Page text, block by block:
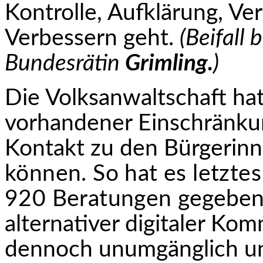
Kontrolle, Aufklärung,
Verbessern geht. (Beifall
Bundesrätin Grimling.)
Die Volksanwaltschaft
vorhandener
Kontakt zu den
können. So hat es
920 Beratungen
alternativer digitaler
dennoch unumgänglich